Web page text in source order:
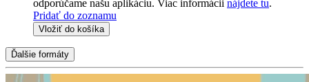
odporúčame našu aplikáciu. Viac informácii nájdete tu.
Pridať do zoznamu
Vložiť do košíka
Ďalšie formáty